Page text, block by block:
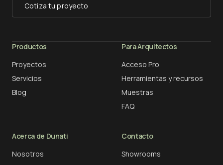
Cotiza tu proyecto
Productos
Proyectos
Servicios
Blog
Para Arquitectos
Acceso Pro
Herramientas y recursos
Muestras
FAQ
Acerca de Dunati
Nosotros
Contacto
Showrooms